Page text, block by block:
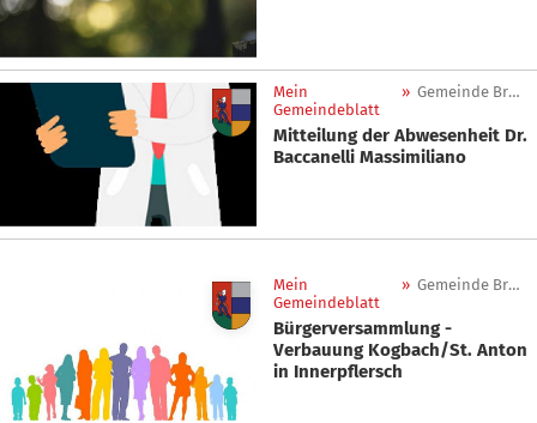
Mein
Gemeindeblatt
» Gemeinde Brenner
Mitteilung der Abwesenheit Dr.
Baccanelli Massimiliano
Mein
Gemeindeblatt
» Gemeinde Brenner
Bürgerversammlung -
Verbauung Kogbach/St. Anton
in Innerpflersch